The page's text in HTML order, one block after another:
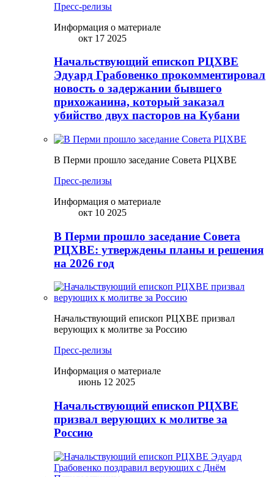
Пресс-релизы
Информация о материале
окт 17 2025
Начальствующий епископ РЦХВЕ
Эдуард Грабовенко прокомментировал
новость о задержании бывшего
прихожанина, который заказал
убийство двух пасторов на Кубани
В Перми прошло заседание Совета РЦХВЕ
Пресс-релизы
Информация о материале
окт 10 2025
В Перми прошло заседание Совета
РЦХВЕ: утверждены планы и решения
на 2026 год
Начальствующий епископ РЦХВЕ призвал
верующих к молитве за Россию
Пресс-релизы
Информация о материале
июнь 12 2025
Начальствующий епископ РЦХВЕ
призвал верующих к молитве за
Россию